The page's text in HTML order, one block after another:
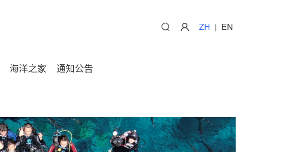
ZH | EN
海洋之家 通知公告